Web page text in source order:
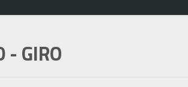
- GIRO